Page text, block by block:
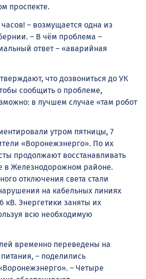
проспекте.
– возмущается одна из
– В чём проблема –
ответ – «аварийная
что дозвониться до УК
сообщить о проблеме,
в лучшем случае «там робот
утром пятницы, 7
«Воронежэнерго». По их
продолжают восстанавливать
в Железнодорожном районе.
отключения света стали
на кабельных линиях
кВ. Энергетики заняты их
всю необходимую
временно переведены на
– поделились
– Четыре